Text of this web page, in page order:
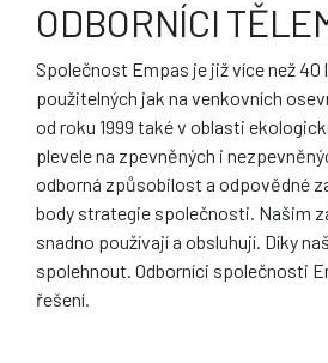
ODBORNÍCI
Společnost Empas je již více než
použitelných jak na venkovních
od roku 1999 také v oblasti
plevele na zpevněných i
odborná způsobilost a odpovědné
body strategie společnosti. Našim
snadno používají a obsluhují. Díky
spolehnout. Odborníci společnosti
řešení.